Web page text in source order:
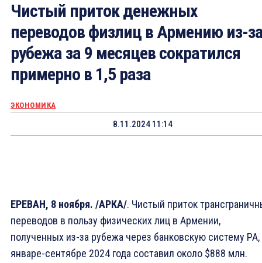
Чистый приток денежных
переводов физлиц в Армению из-
рубежа за 9 месяцев сократился
примерно в 1,5 раза
ЭКОНОМИКА
8.11.2024 11:14
ЕРЕВАН, 8 ноября. /АРКА/. Чистый приток
переводов в пользу физических лиц в Армении,
полученных из-за рубежа через банковскую систему РА,
январе-сентябре 2024 года составил около $888 млн.